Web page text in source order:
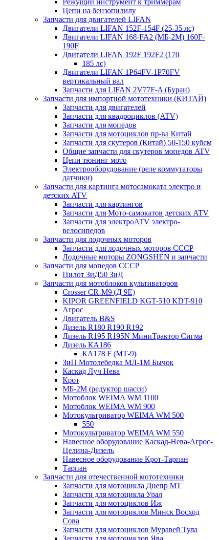
Режущий инструмент к триммерам
Цепи на бензопилилу
Запчасти для двигателей LIFAN
Двигатели LIFAN 152F-154F (25-35 лс)
Двигатели LIFAN 168-FA2 (МБ-2М) 160F-
190F
Двигатели LIFAN 192F 192F2 (170
185 лс)
Двигатели LIFAN 1Р64FV-1Р70FV
вертикальный вал
Запчасти для LIFAN 2V77F-A (Буран)
Запчасти для импортной мототехники (КИТАЙ)
Запчасти для двигателей
Запчасти для квадроциклов (ATV)
Запчасти для мопедов
Запчасти для мотоциклов пр-ва Китай
Запчасти для скутеров (Китай) 50-150 кубсм
Общие запчасти для скутеров мопедов ATV
Цепи тюнинг мото
Электрооборудование (реле коммутаторы
датчики)
Запчасти для картинга мотосамоката электро и
детских ATV
Запчасти для картингов
Запчасти для Мото-самокатов детских ATV
Запчасти для электроATV электро-
велосипедов
Запчасти для лодочных моторов
Запчасти для лодочных моторов СССР
Лодочные моторы ZONGSHEN и запчасти
Запчасти для мопедов СССР
Пилот ЗиД50 ЗиД
Запчасти для мотоблоков культиваторов
Crosser CR-M9 (Д 9Е)
KIPOR GREENFIELD KGT-510 KDT-910
Агрос
Двигатель B&S
Дизель R180 R190 R192
Дизель R195 R195N МиниТрактор Сигма
Дизель КА186
КА178 F (МТ-9)
ЗиП Мотолебедка МЛ-1М Бычок
Каскад Луч Нева
Крот
МБ-2М (редуктор шасси)
Мотоблок WEIMA WM 1100
Мотоблок WEIMA WM 900
Мотокультриватор WEIMA WM 500
550
Мотокультриватор WEIMA WM 550
Навесное оборудование Каскад-Нева-Агрос-
Целина-Дизель
Навесное оборудование Крот-Тарпан
Тарпан
Запчасти для отечественной мототехники
Запчасти для мотоцикла Днепр МТ
Запчасти для мотоцикла Урал
Запчасти для мотоциклов Иж
Запчасти для мотоциклов Минск Восход
Сова
Запчасти для мотоциклов Муравей Тула
Запчасти для мотоциклов Ява